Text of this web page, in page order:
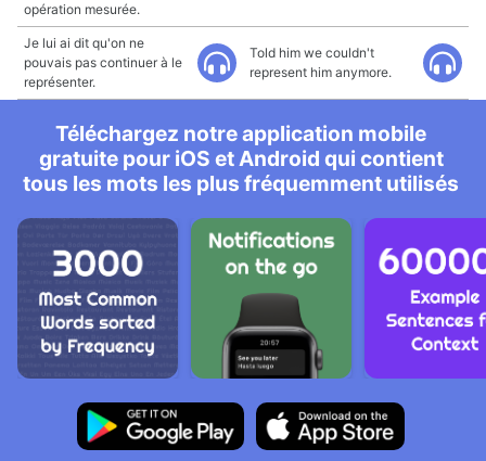
opération mesurée.
Je lui ai dit qu'on ne
pouvais pas continuer à le
représenter.
Told him we couldn't
represent him anymore.
Téléchargez notre application mobile
gratuite pour iOS et Android qui contient
tous les mots les plus fréquemment utilisés